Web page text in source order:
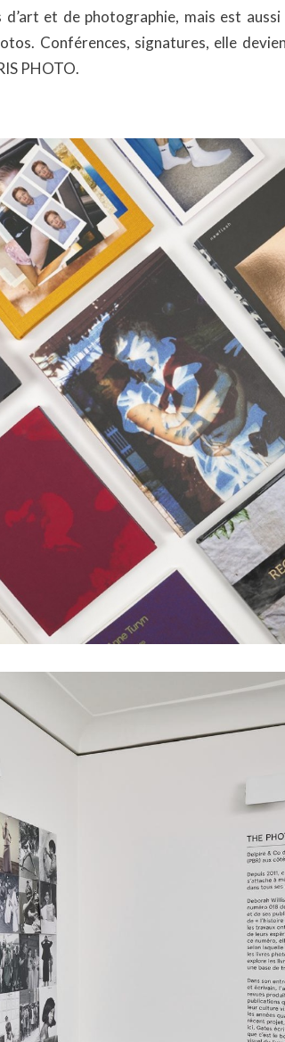
et de photographie, mais est
Conférences, signatures, elle
PHOTO.